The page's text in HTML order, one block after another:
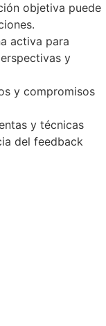
objetiva puede
activa para
y
y compromisos
y técnicas
del feedback